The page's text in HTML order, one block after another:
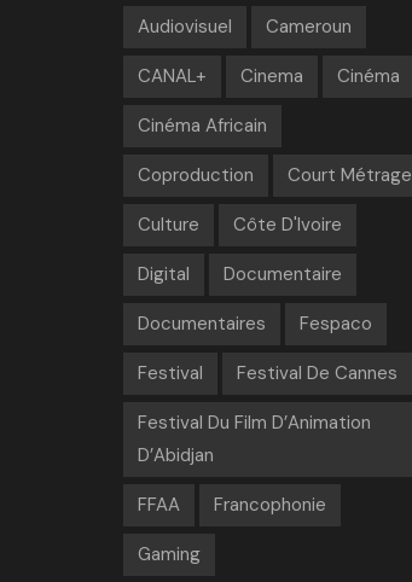
Audiovisuel Cameroun
CANAL+ Cinema Cinéma
Cinéma Africain
Coproduction Court Métrage
Culture Côte D'Ivoire
Digital Documentaire
Documentaires Fespaco
Festival Festival De Cannes
Festival Du Film D’Animation
D’Abidjan
FFAA Francophonie
Gaming